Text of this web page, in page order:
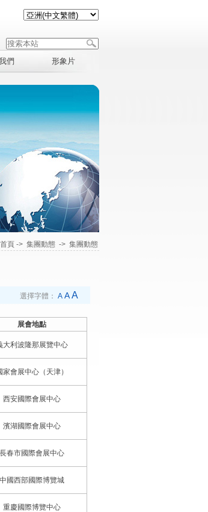
們 形象片
首頁-> 集團動態-> 集團動態
選擇字體： AAA
展會地點
大利波隆那展覽中心
家會展中心（天津）
西安國際會展中心
濱湖國際會展中心
長春市國際會展中心
中國西部國際博覽城
重慶國際博覽中心